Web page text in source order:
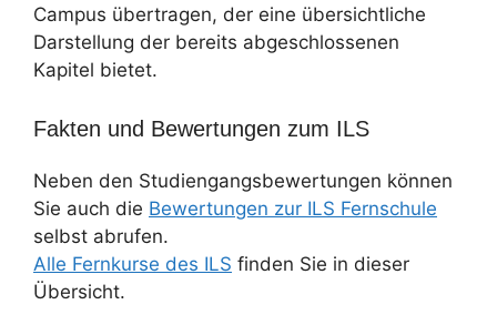
Campus übertragen, der eine übersichtliche
Darstellung der bereits abgeschlossenen
Kapitel bietet.
Fakten und Bewertungen zum ILS
Neben den Studiengangsbewertungen können
Sie auch die Bewertungen zur ILS Fernschule
selbst abrufen.
Alle Fernkurse des ILS finden Sie in dieser
Übersicht.